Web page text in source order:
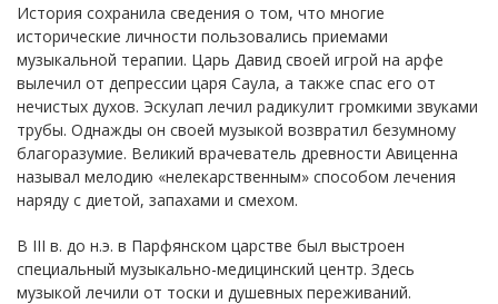
История сохранила сведения о том, что многие
исторические личности пользовались приемами
музыкальной терапии. Царь Давид своей игрой на арфе
вылечил от депрессии царя Саула, а также спас его от
нечистых духов. Эскулап лечил радикулит громкими звуками
трубы. Однажды он своей музыкой возвратил безумному
благоразумие. Великий врачеватель древности Авиценна
называл мелодию «нелекарственным» способом лечения
наряду с диетой, запахами и смехом.
В III в. до н.э. в Парфянском царстве был выстроен
специальный музыкально-медицинский центр. Здесь
музыкой лечили от тоски и душевных переживаний.